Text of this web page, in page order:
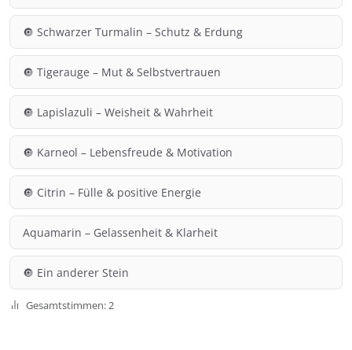
🔘 Schwarzer Turmalin – Schutz & Erdung
🔘 Tigerauge – Mut & Selbstvertrauen
🔘 Lapislazuli – Weisheit & Wahrheit
🔘 Karneol – Lebensfreude & Motivation
🔘 Citrin – Fülle & positive Energie
Aquamarin – Gelassenheit & Klarheit
🔘 Ein anderer Stein
Gesamtstimmen: 2